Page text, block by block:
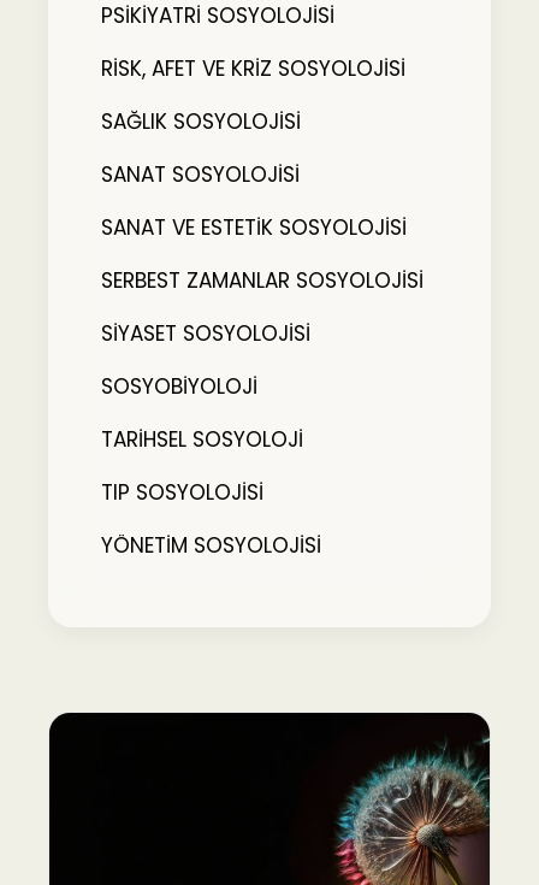
PSİKİYATRİ SOSYOLOJİSİ
RİSK, AFET VE KRİZ SOSYOLOJİSİ
SAĞLIK SOSYOLOJİSİ
SANAT SOSYOLOJİSİ
SANAT VE ESTETİK SOSYOLOJİSİ
SERBEST ZAMANLAR SOSYOLOJİSİ
SİYASET SOSYOLOJİSİ
SOSYOBİYOLOJİ
TARİHSEL SOSYOLOJİ
TIP SOSYOLOJİSİ
YÖNETİM SOSYOLOJİSİ